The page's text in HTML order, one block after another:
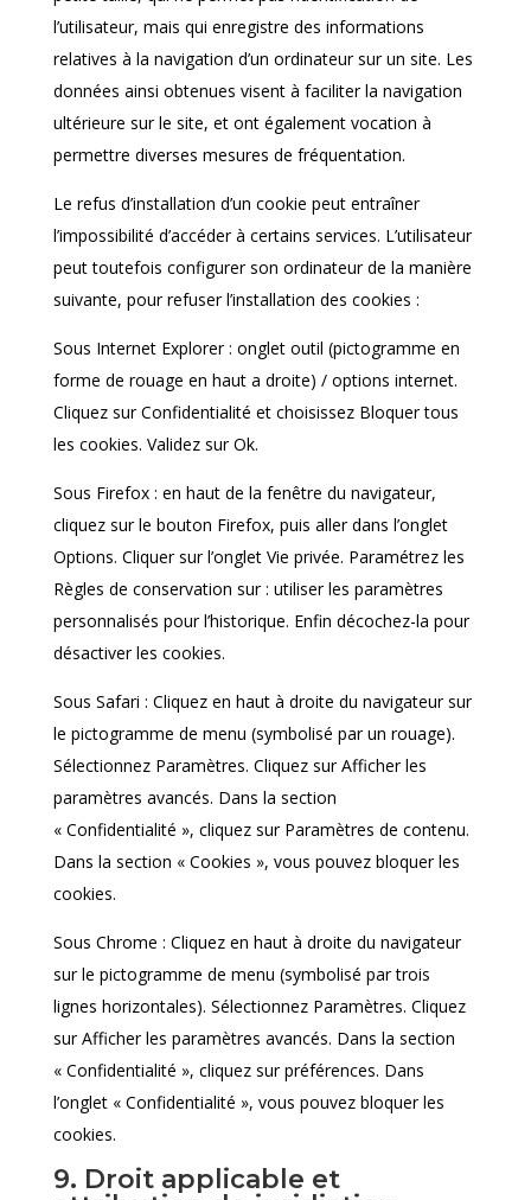
l’utilisateur, mais qui enregistre des informations
relatives à la navigation d’un ordinateur sur un site. Les
données ainsi obtenues visent à faciliter la navigation
ultérieure sur le site, et ont également vocation à
permettre diverses mesures de fréquentation.
Le refus d’installation d’un cookie peut entraîner
l’impossibilité d’accéder à certains services. L’utilisateur
peut toutefois configurer son ordinateur de la manière
suivante, pour refuser l’installation des cookies :
Sous Internet Explorer : onglet outil (pictogramme en
forme de rouage en haut a droite) / options internet.
Cliquez sur Confidentialité et choisissez Bloquer tous
les cookies. Validez sur Ok.
Sous Firefox : en haut de la fenêtre du navigateur,
cliquez sur le bouton Firefox, puis aller dans l’onglet
Options. Cliquer sur l’onglet Vie privée. Paramétrez les
Règles de conservation sur : utiliser les paramètres
personnalisés pour l’historique. Enfin décochez-la pour
désactiver les cookies.
Sous Safari : Cliquez en haut à droite du navigateur sur
le pictogramme de menu (symbolisé par un rouage).
Sélectionnez Paramètres. Cliquez sur Afficher les
paramètres avancés. Dans la section
« Confidentialité », cliquez sur Paramètres de contenu.
Dans la section « Cookies », vous pouvez bloquer les
cookies.
Sous Chrome : Cliquez en haut à droite du navigateur
sur le pictogramme de menu (symbolisé par trois
lignes horizontales). Sélectionnez Paramètres. Cliquez
sur Afficher les paramètres avancés. Dans la section
« Confidentialité », cliquez sur préférences. Dans
l’onglet « Confidentialité », vous pouvez bloquer les
cookies.
9. Droit applicable et